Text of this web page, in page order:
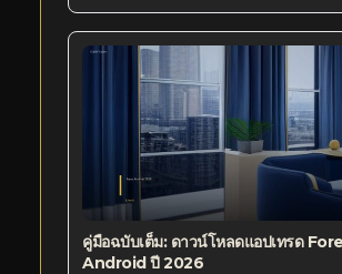
คู่มือฉบับเต็ม: ดาวน์โหลดแอปเทรด
Android ปี 2026